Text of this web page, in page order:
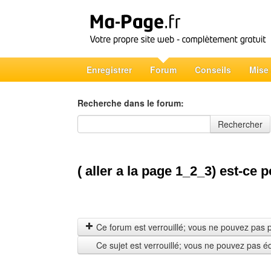
Enregistrer Forum Conseils Mise
Recherche dans le forum:
Recherche dans le forum
Rechercher
( aller a la page 1_2_3) est-ce
Ce forum est verrouillé; vous ne pouvez pas
Ce sujet est verrouillé; vous ne pouvez pas